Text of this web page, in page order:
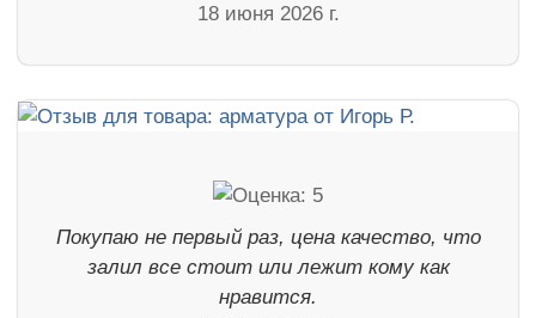
18 июня 2026 г.
Покупаю не первый раз, цена качество, что
залил все стоит или лежит кому как
нравится.